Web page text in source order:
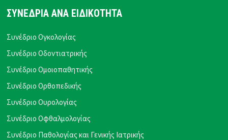
ΣΥΝΕΔΡΙΑ ΑΝΑ ΕΙΔΙΚΟΤΗΤΑ
Συνέδριο Ογκολογίας
Συνέδριο Οδοντιατρικής
Συνέδριο Ομοιοπαθητικής
Συνέδριο Ορθοπεδικής
Συνέδριο Ουρολογίας
Συνέδριο Οφθαλμολογίας
Συνέδριο Παθολογίας και Γενικής Ιατρικής